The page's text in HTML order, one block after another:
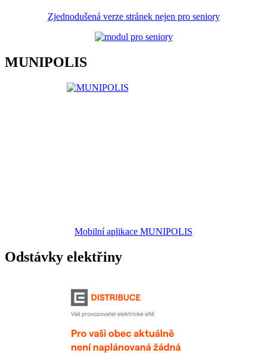
Zjednodušená verze stránek nejen pro seniory
MUNIPOLIS
Mobilní aplikace MUNIPOLIS
Odstávky elektřiny